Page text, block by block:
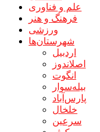
علم و فناوری
فرهنگ و هنر
ورزشی
شهرستان‌ها
اردبیل
اصلاندوز
انگوت
بیله‌سوار
پارس‌آباد
خلخال
سرعین